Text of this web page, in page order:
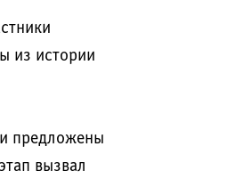
из истории
предложены
вызвал